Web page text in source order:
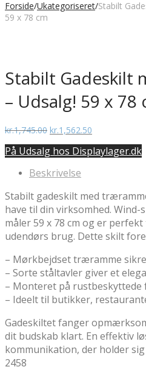
Forside/Ukategoriseret/Stabilt
59 x 78 cm
Stabilt Gadeskilt
– Udsalg! 59 x 78
kr.1,745.00 Den
pris
kr.1,745.00.
kr.1,562.50
pris
På Udsalg hos Displaylager.dk
Beskrivelse
Stabilt gadeskilt med
have til din virksomhed.
måler 59 x 78 cm og er
udendørs brug. Dette skilt
– Mørkbejdset træramme
– Sorte ståltavler giver et
– Monteret på
– Ideelt til butikker,
Gadeskiltet fanger
dit budskab klart. En effektiv
kommunikation, der holder
2458